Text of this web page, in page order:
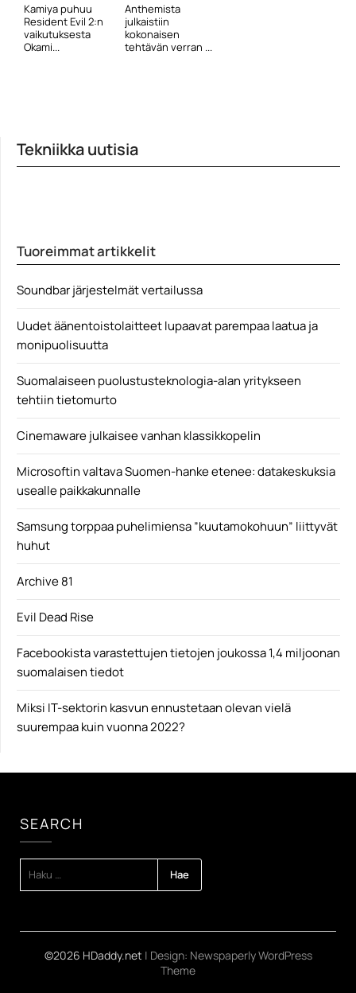
Kamiya puhuu
Resident Evil 2:n
vaikutuksesta
Okami...
Anthemista
julkaistiin
kokonaisen
tehtävän verran ...
Tekniikka uutisia
Tuoreimmat artikkelit
Soundbar järjestelmät vertailussa
Uudet äänentoistolaitteet lupaavat parempaa laatua ja
monipuolisuutta
Suomalaiseen puolustusteknologia-alan yritykseen
tehtiin tietomurto
Cinemaware julkaisee vanhan klassikkopelin
Microsoftin valtava Suomen-hanke etenee: datakeskuksia
usealle paikkakunnalle
Samsung torppaa puhelimiensa ”kuutamokohuun” liittyvät
huhut
Archive 81
Evil Dead Rise
Facebookista varastettujen tietojen joukossa 1,4 miljoonan
suomalaisen tiedot
Miksi IT-sektorin kasvun ennustetaan olevan vielä
suurempaa kuin vuonna 2022?
SEARCH
©2026 HDaddy.net | Design: Newspaperly WordPress
Theme